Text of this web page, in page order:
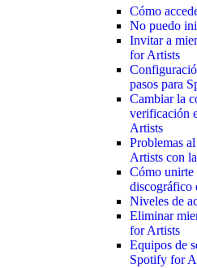
Cómo
No puedo
Invitar a
for Artists
pasos para
Cambiar la
verificación
Artists
Problemas
Artists con
Cómo unirte
discográfico
Niveles de
Eliminar
for Artists
Equipos de
Spotify for